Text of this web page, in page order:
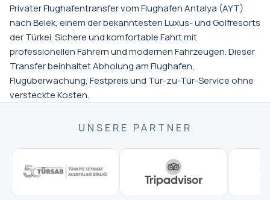
Privater Flughafentransfer vom Flughafen Antalya (AYT)
nach Belek, einem der bekanntesten Luxus- und Golfresorts
der Türkei. Sichere und komfortable Fahrt mit
professionellen Fahrern und modernen Fahrzeugen. Dieser
Transfer beinhaltet Abholung am Flughafen,
Flugüberwachung, Festpreis und Tür-zu-Tür-Service ohne
versteckte Kosten.
UNSERE PARTNER